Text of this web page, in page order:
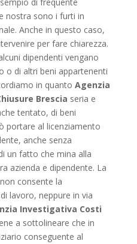
nostra sono i furti in
Anche in questo caso,
per fare chiarezza.
dipendenti vengano
o di altri beni appartenenti
in quanto Agenzia
Brescia seria e
tentato, di beni
portare al licenziamento
anche senza
un fatto che mina alla
azienda e dipendente. La
consente la
lavoro, neppure in via
Investigativa Costi
a sottolineare che in
conseguente al